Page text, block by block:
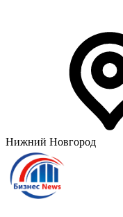
Нижний Новгород